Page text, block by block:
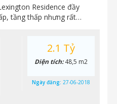
Residence đầy
tầng thấp nhưng rất…
2.1 Tỷ
Diện tích:48,5 m2
Ngày đăng: 27-06-2018